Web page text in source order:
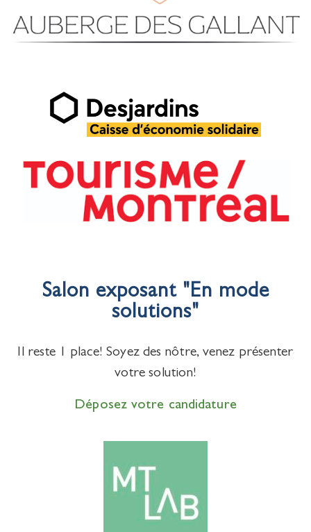
Salon exposant "En mode
solutions"
Il reste 1 place! Soyez des nôtre, venez présenter
votre solution!
Déposez votre candidature